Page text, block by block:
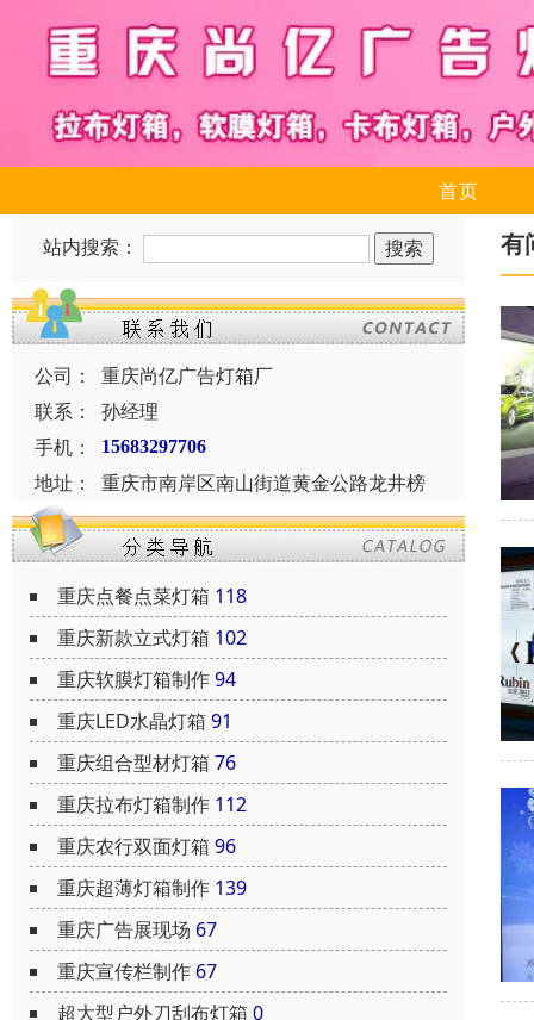
首页
站内搜索：
公司：
重庆尚亿广告灯箱厂
联系：
孙经理
手机：
15683297706
地址： 重庆市南岸区南山街道黄金公路龙井榜
重庆点餐点菜灯箱 118
重庆新款立式灯箱 102
重庆软膜灯箱制作94
重庆LED水晶灯箱 91
重庆组合型材灯箱 76
重庆拉布灯箱制作 112
重庆农行双面灯箱 96
重庆超薄灯箱制作 139
重庆广告展现场 67
重庆宣传栏制作 67
超大型户外刀刮布灯箱 0
有